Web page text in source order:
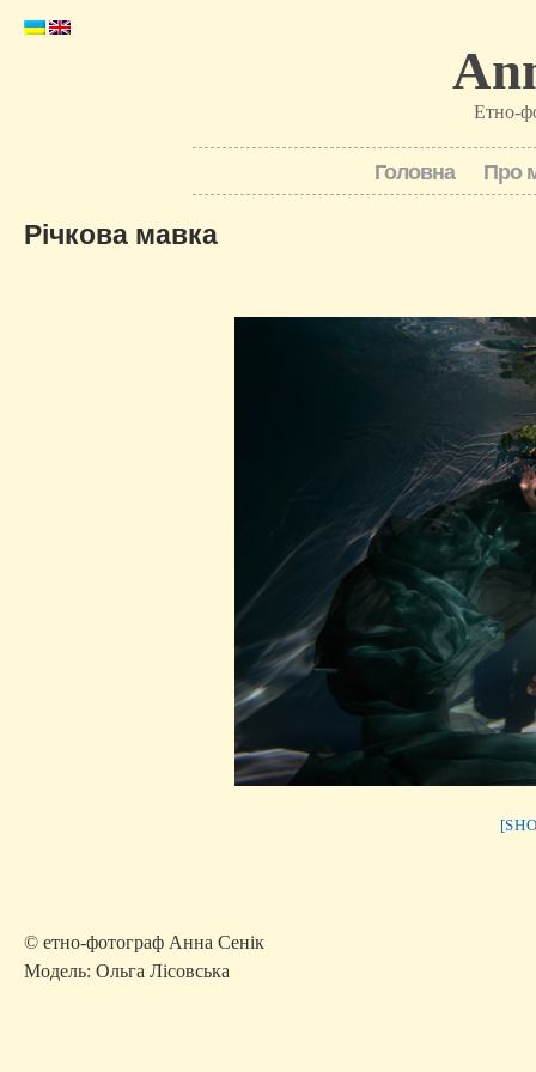
Етно-
Головна Про
Річкова мавка
© етно-фотограф Анна Сенік
Модель: Ольга Лісовська